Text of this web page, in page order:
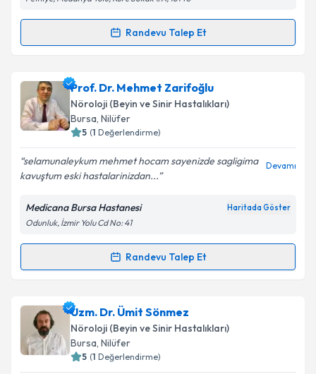
kapsamda işlenmesini kabul ediyorum.
Randevu Talep Et
Randevu Takvimi Talebi
Uzm. Dr. Nilgün Özbaliçin randevu takvimi talebi
oluşturun. Size bu uzmandan randevu almanız için bir
takvim hazırlandığında e-posta ile bilgilendireceğiz.
Kişisel verilerimin işlenmesine ilişkin
Aydınlatma
Metni'ni okudum ve kişisel verilerimin belirtilen
kapsamda işlenmesini kabul ediyorum.
Prof. Dr. Mehmet Zarifoğlu
Nöroloji (Beyin ve Sinir Hastalıkları)
Bursa, Nilüfer
5 (1 Değerlendirme)
selamunaleykum mehmet hocam sayenizde sagligima
kavuştum eski hastalarinizdan...
Devamı
Medicana Bursa Hastanesi Haritada Göster
Odunluk, İzmir Yolu Cd No: 41
Randevu Talep Et
Randevu Takvimi Talebi
Prof. Dr. Mehmet Zarifoğluiçin randevu takvimi
talebi oluşturun. Size bu uzmandan randevu almanız
için bir takvim hazırlandığında e-posta ile
bilgilendireceğiz.
Uzm. Dr. Ümit Sönmez
Nöroloji (Beyin ve Sinir Hastalıkları)
Bursa, Nilüfer
5 (1 Değerlendirme)